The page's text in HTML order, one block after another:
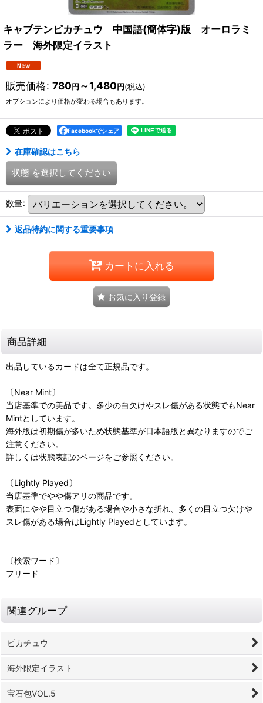
キャプテンピカチュウ 中国語(簡体字)版 オーロラミ
ラー 海外限定イラスト
販売価格: 780円 ～1,480円(税込)
オプションにより価格が変わる場合もあります。
Facebookでシェア
在庫確認はこちら
状態 を選択してください
数量:
返品特約に関する重要事項
カートに入れる
お気に入り登録
商品詳細
出品しているカードは全て正規品です。
〔Near Mint〕
当店基準での美品です。多少の白欠けやスレ傷がある状態でもNear
Mintとしています。
海外版は初期傷が多いため状態基準が日本語版と異なりますのでご
注意ください。
詳しくは状態表記のページをご参照ください。
〔Lightly Played〕
当店基準でやや傷アリの商品です。
表面にやや目立つ傷がある場合や小さな折れ、多くの目立つ欠けや
スレ傷がある場合はLightly Playedとしています。
〔検索ワード〕
フリード
関連グループ
ピカチュウ
海外限定イラスト
宝石包VOL.5